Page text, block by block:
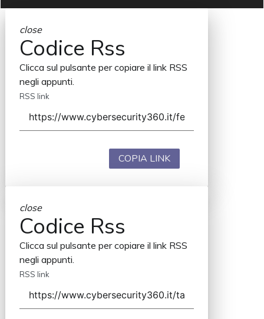
close
Codice Rss
Clicca sul pulsante per copiare il link RSS
negli appunti.
RSS link
COPIA LINK
close
Codice Rss
Clicca sul pulsante per copiare il link RSS
negli appunti.
RSS link